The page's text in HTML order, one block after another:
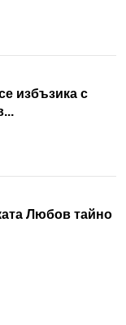
избъзика с
Любов тайно